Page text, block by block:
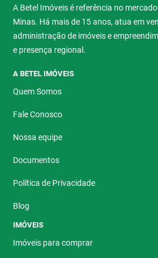
A Betel Imóveis é referência no
Minas. Há mais de 15 anos, atua em
administração de imóveis e
e presença regional.
A BETEL IMÓVEIS
Quem Somos
Fale Conosco
Nossa equipe
Documentos
Política de Privacidade
Blog
IMÓVEIS
Imóveis para comprar